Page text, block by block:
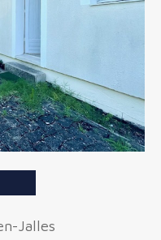
Jalles